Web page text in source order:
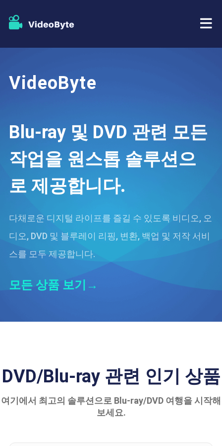
가게
VideoByte
Blu-ray 및 DVD 관련 모든
작업을 원스톱 솔루션으
로 제공합니다.
다채로운 디지털 라이프를 즐길 수 있도록 비디오, 오
디오, DVD 및 블루레이 리핑, 변환, 백업 및 저작 서비
스를 모두 제공합니다.
모든 상품 보기→
DVD/Blu-ray 관련 인기 상품
여기에서 최고의 솔루션으로 Blu-ray/DVD 여행을 시작해
보세요.